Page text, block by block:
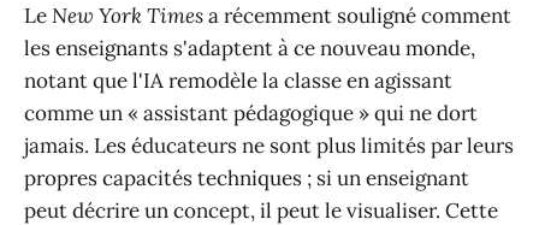
LeNew York Timesa récemment souligné comment
les enseignants s'adaptent à ce nouveau monde,
notant que l'IA remodèle la classe en agissant
comme un « assistant pédagogique » qui ne dort
jamais. Les éducateurs ne sont plus limités par leurs
propres capacités techniques ; si un enseignant
peut décrire un concept, il peut le visualiser. Cette